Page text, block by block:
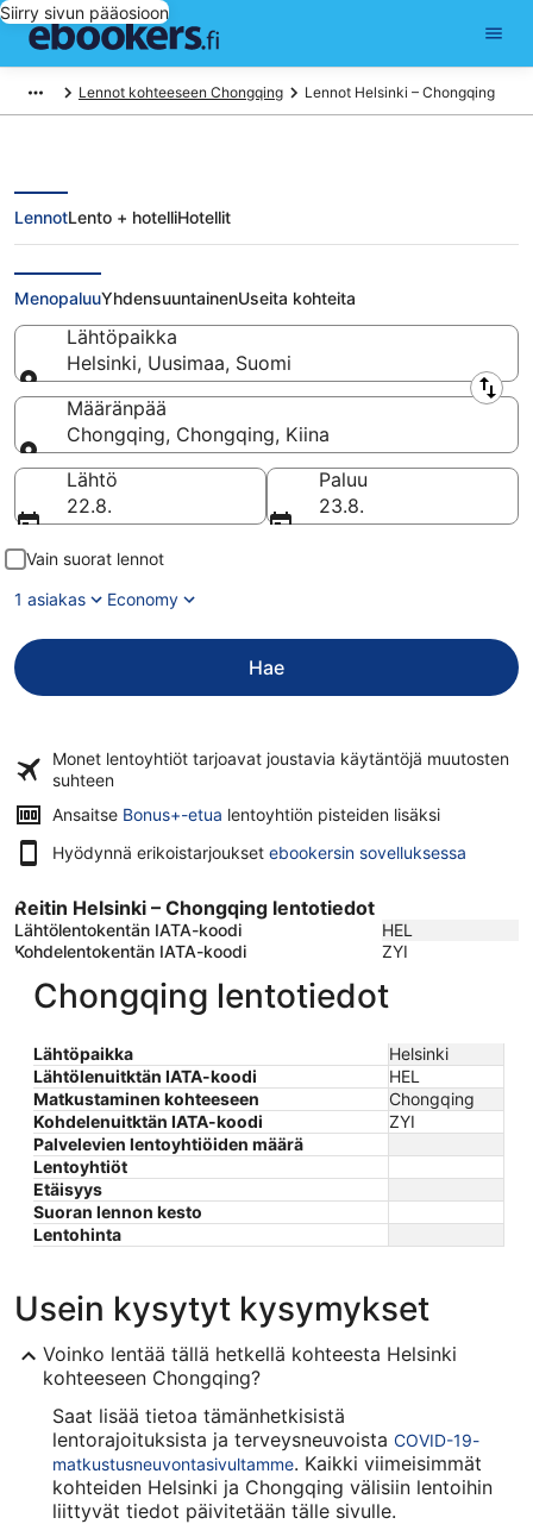
Siirry sivun pääosioon
Lennot kohteeseen Chongqing Lennot Helsinki – Chongqing
Lennot Helsinki - Chongqing
LennotLento + hotelliHotellit
MenopaluuYhdensuuntainenUseita kohteita
Lähtöpaikka
Helsinki, Uusimaa, Suomi
Lähtöpaikka
Määränpää
Chongqing, Chongqing, Kiina
Määränpää
Lähtö
22.8.
Paluu
23.8.
Vain suorat lennot
1 asiakas
Economy
Hae
Monet lentoyhtiöt tarjoavat joustavia käytäntöjä muutosten
suhteen
Ansaitse Bonus+-etua lentoyhtiön pisteiden lisäksi
Hyödynnä erikoistarjoukset ebookersin sovelluksessa
Reitin Helsinki – Chongqing lentotiedot
Lähtölentokentän IATA-koodi
HEL
Kohdelentokentän IATA-koodi
ZYI
Chongqing lentotiedot
Lähtöpaikka
Helsinki
Lähtölenuitktän IATA-koodi
HEL
Matkustaminen kohteeseen
Chongqing
Kohdelenuitktän IATA-koodi
ZYI
Palvelevien lentoyhtiöiden määrä
Lentoyhtiöt
Etäisyys
Suoran lennon kesto
Lentohinta
Usein kysytyt kysymykset
Voinko lentää tällä hetkellä kohteesta Helsinki
kohteeseen Chongqing?
Saat lisää tietoa tämänhetkisistä
lentorajoituksista ja terveysneuvoista COVID-19-
matkustusneuvontasivultamme. Kaikki viimeisimmät
kohteiden Helsinki ja Chongqing välisiin lentoihin
liittyvät tiedot päivitetään tälle sivulle.